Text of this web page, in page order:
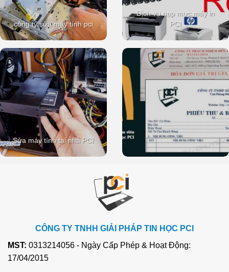
công ty sửa máy tính pci
Dịch vụ nạp mực máy in
PCI
Sửa máy tính tại nhà PCI
CÔNG TY TNHH GIẢI PHÁP TIN HỌC PCI
MST: 0313214056 - Ngày Cấp Phép & Hoạt Động:
17/04/2015